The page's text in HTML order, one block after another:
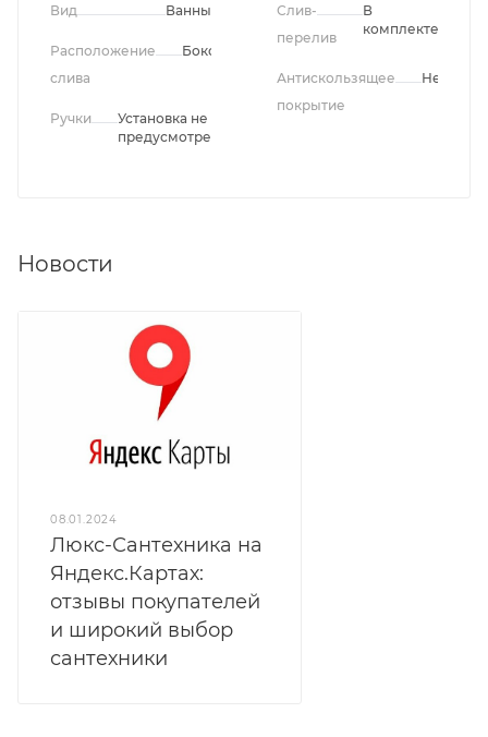
Вид Ванны
Расположение
слива
Боковое
Ручки
Установка не
предусмотрена
Слив-
перелив
В
комплекте
Антискользящее
покрытие
Нет
Новости
08.01.2024
Люкс-Сантехника на
Яндекс.Картах:
отзывы покупателей
и широкий выбор
сантехники